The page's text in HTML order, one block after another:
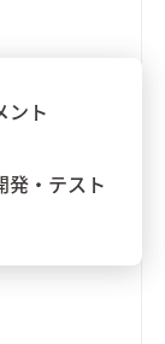
ント
発・テスト